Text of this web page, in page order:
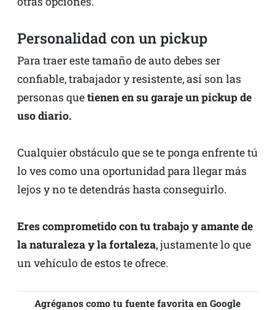
Personalidad con un pickup
Para traer este tamaño de auto debes ser
confiable, trabajador y resistente, así son las
personas quetienen en su garaje un pickup de
uso diario.
Cualquier obstáculo que se te ponga enfrente tú
lo ves como una oportunidad para llegar más
lejos y no te detendrás hasta conseguirlo.
Eres comprometido con tu trabajo y amante de
la naturaleza y la fortaleza, justamente lo que
un vehículo de estos te ofrece.
Agréganos como tu fuente favorita en Google